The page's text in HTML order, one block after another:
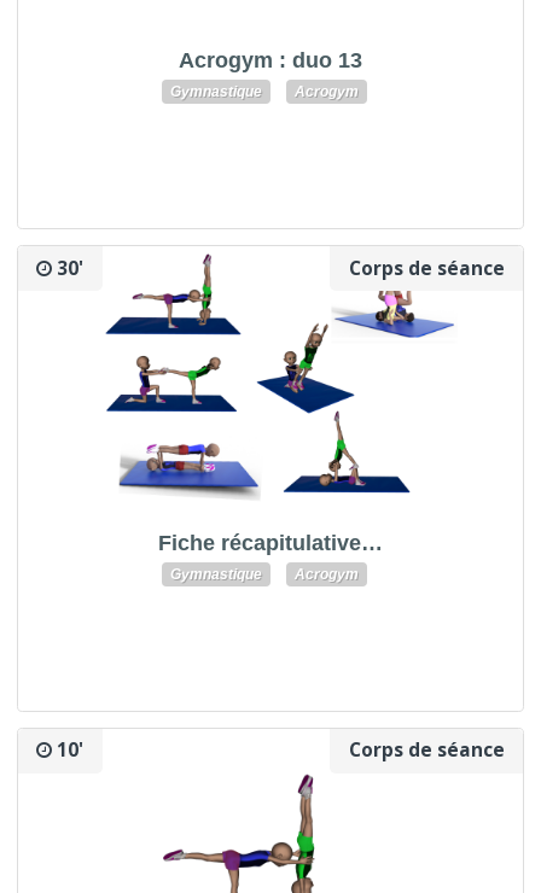
Acrogym : duo 13
Gymnastique Acrogym
Corps de séance
30'
Fiche récapitulative…
Gymnastique Acrogym
Corps de séance
10'